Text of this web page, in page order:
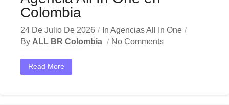
Colombia
24 De Julio De 2026 In Agencias All In One
By ALL BR Colombia No Comments
Read More